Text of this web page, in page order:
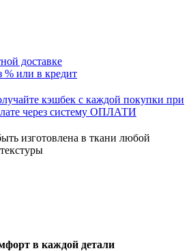
доставке
% или в кредит
кэшбек с каждой покупки при
через систему ОПЛАТИ
изготовлена в ткани любой
в каждой детали